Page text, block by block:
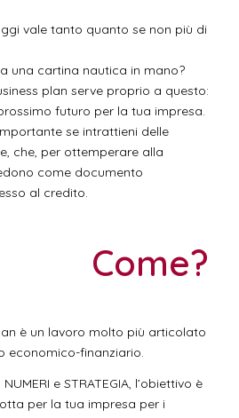
vale tanto quanto se non più di
una cartina nautica in mano?
plan serve proprio a questo:
futuro per la tua impresa.
se intrattieni delle
che, per ottemperare alla
come documento
al credito.
Come?
è un lavoro molto più articolato
economico-finanziario.
e STRATEGIA, l’obiettivo è
per la tua impresa per i